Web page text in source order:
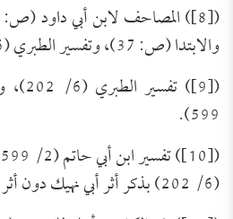
والابتدا (ص: 37)، وتفسير الطبري (6/ 198، 202).
599).
(6/ 202) بذكر أثر أبي نهيك دون أثر أبي الشعثاء.